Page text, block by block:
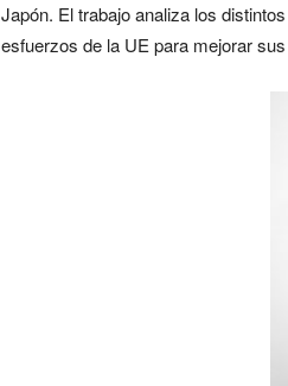
Japón. El trabajo analiza los
esfuerzos de la UE para mejorar